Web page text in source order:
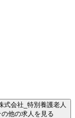
式会社_特別養護老人
他の求人を見る